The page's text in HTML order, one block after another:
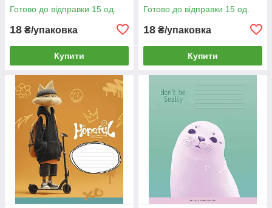
Готово до відправки 15 од.
18 ₴/упаковка
Купити
Готово до відправки 15 од.
18 ₴/упаковка
Купити